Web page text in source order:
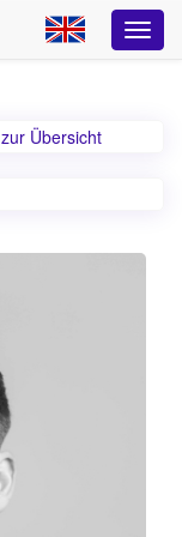
zur Übersicht